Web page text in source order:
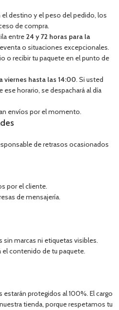
destino y el peso del pedido, los
de compra.
entre 24 y 72 horas para la
o situaciones excepcionales.
o recibir tu paquete en el punto de
viernes hasta las 14:00. Si usted
ese horario, se despachará al día
envíos por el momento.
de retrasos ocasionados
por el cliente.
de mensajería.
marcas ni etiquetas visibles.
contenido de tu paquete.
protegidos al 100%. El cargo
tienda, porque respetamos tu